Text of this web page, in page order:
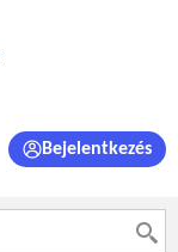
Bejelentkezés